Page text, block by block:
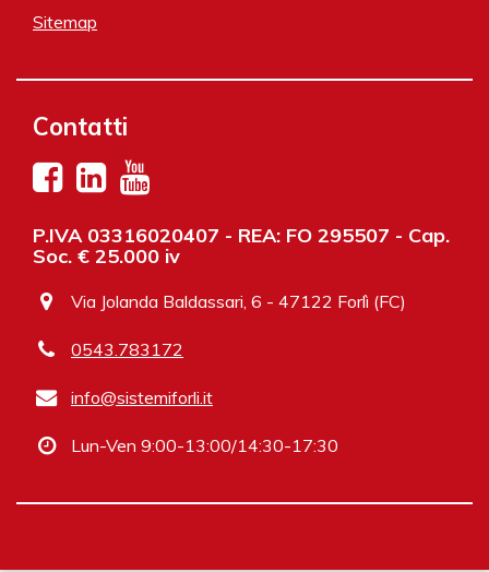
Sitemap
Contatti
P.IVA 03316020407 - REA: FO 295507 - Cap.
Soc. € 25.000 iv
Via Jolanda Baldassari, 6 - 47122 Forlì (FC)
0543.783172
info@sistemiforli.it
Lun-Ven 9:00-13:00/14:30-17:30